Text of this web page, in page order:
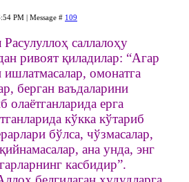
PM | Message # 109
саллалоҳу
ривоят қиладилар: “Агар
ишлатмасалар, омонатга
берган ваъдаларини
олаётганларида ерга
кўкка кўтариб
бўлса, чўзмасалар,
ана унда, энг
касбидир”.